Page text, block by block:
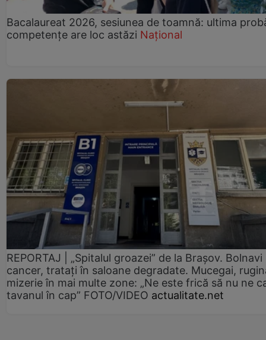
Bacalaureat 2026, sesiunea de toamnă: ultima
competențe are loc astăzi Național
REPORTAJ | „Spitalul groazei” de la Brașov. Bolnavi
cancer, tratați în saloane degradate. Mucegai,
mizerie în mai multe zone: „Ne este frică să nu ne
tavanul în cap” FOTO/VIDEO actualitate.net